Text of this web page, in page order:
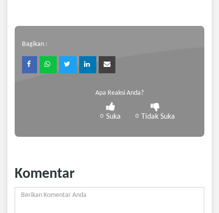
Bagikan :
Apa Reaksi Anda?
0 Suka 0 Tidak Suka
Komentar